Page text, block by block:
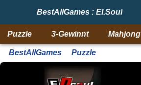
BestAllGames : EI.Soul
Puzzle 3-Gewinnt Mahjong
BestAllGames Puzzle